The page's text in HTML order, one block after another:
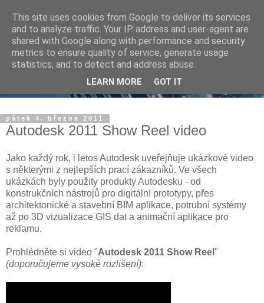
pátek 4. března 2011
Autodesk 2011 Show Reel video
Jako každý rok, i letos Autodesk uveřejňuje ukázkové video
s některými z nejlepších prací zákazníků. Ve všech
ukázkách byly použity produkty Autodesku - od
konstrukčních nástrojů pro digitální prototypy, přes
architektonické a stavební BIM aplikace, potrubní systémy
až po 3D vizualizace GIS dat a animační aplikace pro
reklamu.
Prohlédněte si video "Autodesk 2011 Show Reel "
(doporučujeme vysoké rozlišení):
This site uses cookies from Google to deliver its services
and to analyze traffic. Your IP address and user-agent are
shared with Google along with performance and security
metrics to ensure quality of service, generate usage
statistics, and to detect and address abuse.
LEARN MORE GOT IT